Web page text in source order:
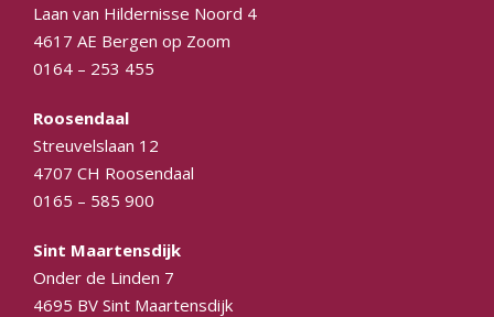
Laan van Hildernisse Noord 4
4617 AE Bergen op Zoom
0164 – 253 455
Roosendaal
Streuvelslaan 12
4707 CH Roosendaal
0165 – 585 900
Sint Maartensdijk
Onder de Linden 7
4695 BV Sint Maartensdijk